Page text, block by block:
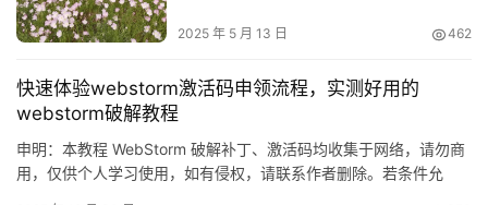
2025 年 5 月 13 日 462
快速体验webstorm激活码申领流程，实测好用的
webstorm破解教程
申明：本教程 WebStorm 破解补丁、激活码均收集于网络，请勿商
用，仅供个人学习使用，如有侵权，请联系作者删除。若条件允